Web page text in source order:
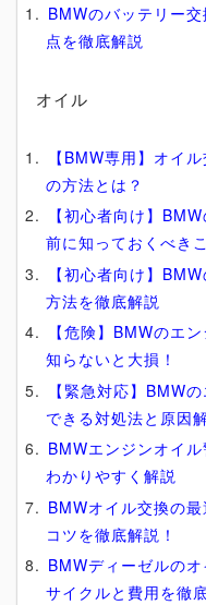
BMWのバッテリー
点を徹底解説
オイル
【BMW専用】オイ
の方法とは？
【初心者向け】
前に知っておくべき
【初心者向け】
方法を徹底解説
【危険】BMWのエ
知らないと大損！
【緊急対応】BMW
できる対処法と原因
BMWエンジンオイ
わかりやすく解説
BMWオイル交換の
コツを徹底解説！
BMWディーゼルの
サイクルと費用を徹